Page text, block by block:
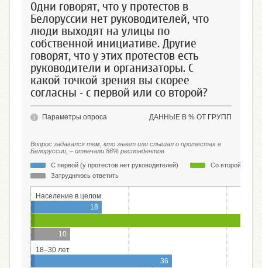
Одни говорят, что у протестов в
Белоруссии нет руководителей, что
люди выходят на улицы по
собственной инициативе. Другие
говорят, что у этих протестов есть
руководители и организаторы. С
какой точкой зрения вы скорее
согласны - с первой или со второй?
ДАННЫЕ В % ОТ ГРУПП
Параметры опроса
Вопрос задавался тем, кто знает или слышал о протестах в
Белоруссии, – отвечали 86% респондентов
С первой (у протестов нет руководителей)
Со второй (у
Затрудняюсь ответить
Население в целом
18
10
18–30 лет
36